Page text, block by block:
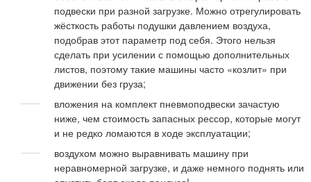
подвески при разной загрузке. Можно отрегулировать
жёсткость работы подушки давлением воздуха,
подобрав этот параметр под себя. Этого нельзя
сделать при усилении с помощью дополнительных
листов, поэтому такие машины часто «козлит» при
движении без груза;
вложения на комплект пневмоподвески зачастую
ниже, чем стоимость запасных рессор, которые могут
и не редко ломаются в ходе эксплуатации;
воздухом можно выравнивать машину при
неравномерной загрузке, и даже немного поднять или